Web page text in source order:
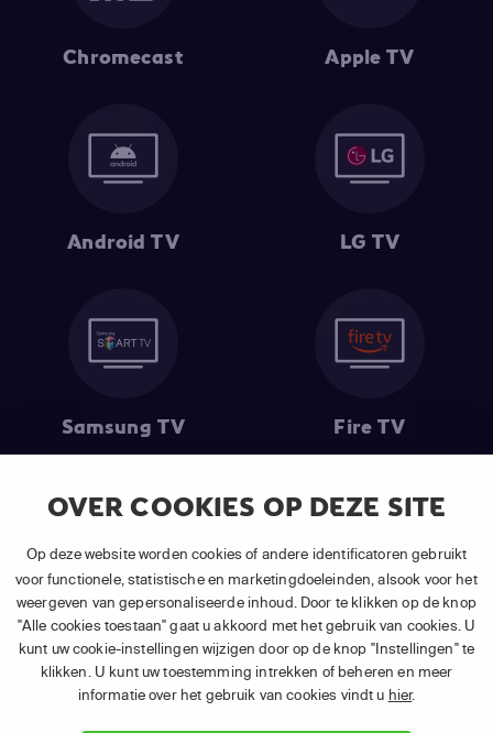
OVER COOKIES OP DEZE SITE
Op deze website worden cookies of andere identificatoren gebruikt
voor functionele, statistische en marketingdoeleinden, alsook voor het
weergeven van gepersonaliseerde inhoud. Door te klikken op de knop
"Alle cookies toestaan" gaat u akkoord met het gebruik van cookies. U
kunt uw cookie-instellingen wijzigen door op de knop "Instellingen" te
klikken. U kunt uw toestemming intrekken of beheren en meer
informatie over het gebruik van cookies vindt u hier.
Chromecast Apple TV
Android TV LG TV
Samsung TV Fire TV
(1) De eerste 30 dagen gratis: Geldig op alle nieuwe abonnementen
van APP TV Light, Basic of Plus.
(2) Prijs abonnement : Incl. BTW.
(3) Restart & Replayis beschikbaar voorvolgende zendersafhankelijk
van je gekozen pakket.